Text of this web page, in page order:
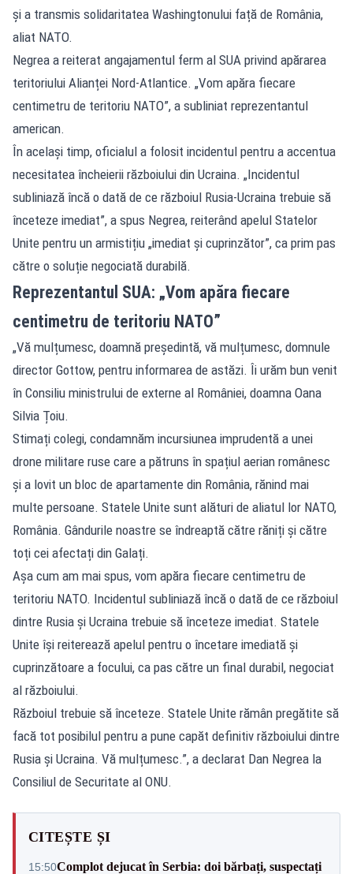
și a transmis solidaritatea Washingtonului față de România,
aliat NATO.
Negrea a reiterat angajamentul ferm al SUA privind apărarea
teritoriului Alianței Nord-Atlantice. „Vom apăra fiecare
centimetru de teritoriu NATO”, a subliniat reprezentantul
american.
În același timp, oficialul a folosit incidentul pentru a accentua
necesitatea încheierii războiului din Ucraina. „Incidentul
subliniază încă o dată de ce războiul Rusia-Ucraina trebuie să
înceteze imediat”, a spus Negrea, reiterând apelul Statelor
Unite pentru un armistițiu „imediat și cuprinzător”, ca prim pas
către o soluție negociată durabilă.
Reprezentantul SUA: „Vom apăra fiecare
centimetru de teritoriu NATO”
„Vă mulțumesc, doamnă președintă, vă mulțumesc, domnule
director Gottow, pentru informarea de astăzi. Îi urăm bun venit
în Consiliu ministrului de externe al României, doamna Oana
Silvia Țoiu.
Stimați colegi, condamnăm incursiunea imprudentă a unei
drone militare ruse care a pătruns în spațiul aerian românesc
și a lovit un bloc de apartamente din România, rănind mai
multe persoane. Statele Unite sunt alături de aliatul lor NATO,
România. Gândurile noastre se îndreaptă către răniți și către
toți cei afectați din Galați.
Așa cum am mai spus, vom apăra fiecare centimetru de
teritoriu NATO. Incidentul subliniază încă o dată de ce războiul
dintre Rusia și Ucraina trebuie să înceteze imediat. Statele
Unite își reiterează apelul pentru o încetare imediată și
cuprinzătoare a focului, ca pas către un final durabil, negociat
al războiului.
Războiul trebuie să înceteze. Statele Unite rămân pregătite să
facă tot posibilul pentru a pune capăt definitiv războiului dintre
Rusia și Ucraina. Vă mulțumesc.”, a declarat Dan Negrea la
Consiliul de Securitate al ONU.
CITEȘTE ȘI
15:50Complot dejucat în Serbia: doi bărbați, suspectați